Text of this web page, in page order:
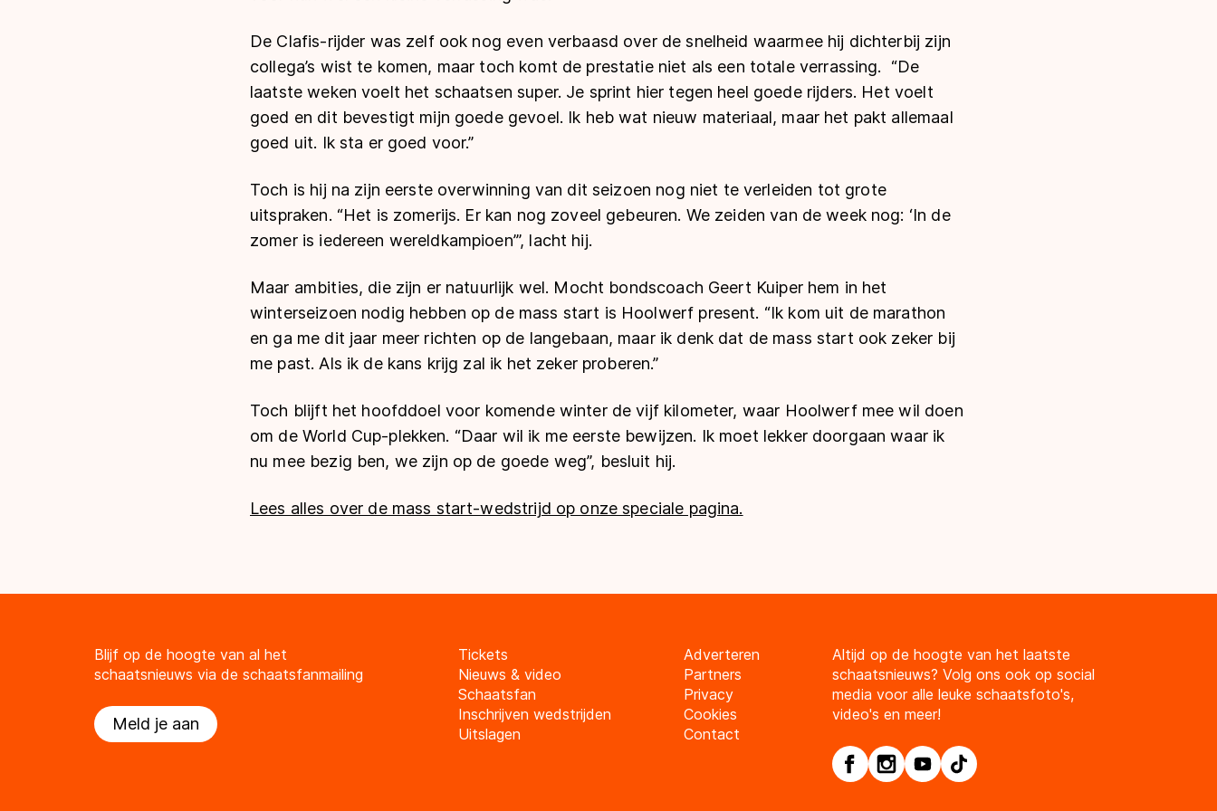
De Clafis-rijder was zelf ook nog even verbaasd over de snelheid waarmee hij dichterbij zijn
collega’s wist te komen, maar toch komt de prestatie niet als een totale verrassing. “De
laatste weken voelt het schaatsen super. Je sprint hier tegen heel goede rijders. Het voelt
goed en dit bevestigt mijn goede gevoel. Ik heb wat nieuw materiaal, maar het pakt allemaal
goed uit. Ik sta er goed voor.”
Toch is hij na zijn eerste overwinning van dit seizoen nog niet te verleiden tot grote
uitspraken. “Het is zomerijs. Er kan nog zoveel gebeuren. We zeiden van de week nog: ‘In de
zomer is iedereen wereldkampioen’”, lacht hij.
Maar ambities, die zijn er natuurlijk wel. Mocht bondscoach Geert Kuiper hem in het
winterseizoen nodig hebben op de mass start is Hoolwerf present. “Ik kom uit de marathon
en ga me dit jaar meer richten op de langebaan, maar ik denk dat de mass start ook zeker bij
me past. Als ik de kans krijg zal ik het zeker proberen.”
Toch blijft het hoofddoel voor komende winter de vijf kilometer, waar Hoolwerf mee wil doen
om de World Cup-plekken. “Daar wil ik me eerste bewijzen. Ik moet lekker doorgaan waar ik
nu mee bezig ben, we zijn op de goede weg”, besluit hij.
Lees alles over de mass start-wedstrijd op onze speciale pagina.
Blijf op de hoogte van al het
schaatsnieuws via de schaatsfanmailing
Meld je aan
Tickets
Nieuws & video
Schaatsfan
Inschrijven wedstrijden
Uitslagen
Adverteren
Partners
Privacy
Cookies
Contact
Altijd op de hoogte van het laatste
schaatsnieuws? Volg ons ook op social
media voor alle leuke schaatsfoto's,
video's en meer!